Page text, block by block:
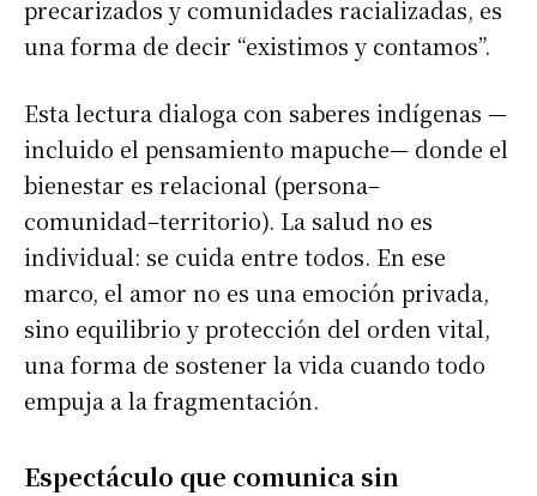
precarizados y comunidades racializadas, es
una forma de decir “existimos y contamos”.
Esta lectura dialoga con saberes indígenas —
incluido el pensamiento mapuche— donde el
bienestar es relacional (persona–
comunidad–territorio). La salud no es
individual: se cuida entre todos. En ese
marco, el amor no es una emoción privada,
sino equilibrio y protección del orden vital,
una forma de sostener la vida cuando todo
empuja a la fragmentación.
Espectáculo que comunica sin